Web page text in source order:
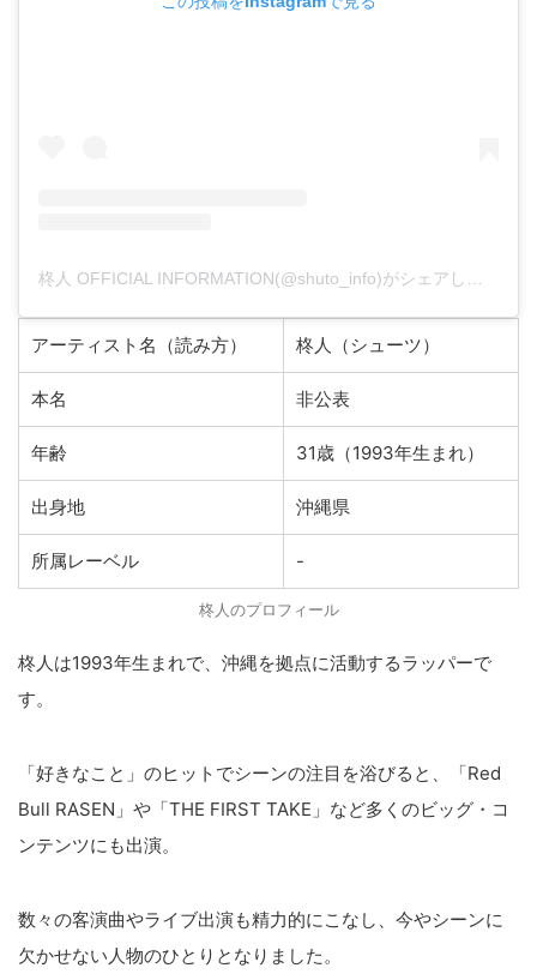
アーティスト名（読み方） 柊人（シューツ）
本名 非公表
年齢 31歳（1993年生まれ）
出身地 沖縄県
所属レーベル -
柊人のプロフィール
柊人は1993年生まれで、沖縄を拠点に活動するラッパーで
す。
「好きなこと」のヒットでシーンの注目を浴びると、「Red
Bull RASEN」や「THE FIRST TAKE」など多くのビッグ・コ
ンテンツにも出演。
数々の客演曲やライブ出演も精力的にこなし、今やシーンに
欠かせない人物のひとりとなりました。